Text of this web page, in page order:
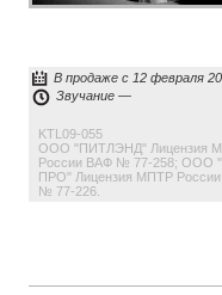
В продаже с 12 февраля
Звучание —
KTL09-055
ООО "ПИТЛЭНД" Лицензия
России ВАФ № 77-258; ООО
ПРО" Лицензия МПТР
№ 77-226.